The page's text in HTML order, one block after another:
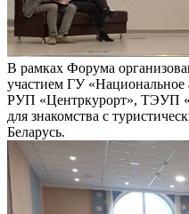
В рамках Форума
участием ГУ «Национальное
РУП «Центркурорт», ТЭУП
для знакомства с
Беларусь.